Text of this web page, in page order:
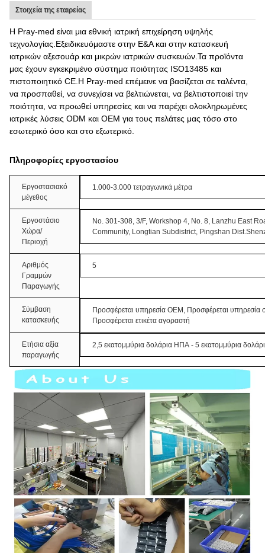
Στοιχεία της εταιρείας
Η Pray-med είναι μια εθνική ιατρική επιχείρηση υψηλής
τεχνολογίας.Εξειδικευόμαστε στην Ε&Α και στην κατασκευή
ιατρικών αξεσουάρ και μικρών ιατρικών συσκευών.Τα προϊόντα
μας έχουν εγκεκριμένο σύστημα ποιότητας ISO13485 και
πιστοποιητικό CE.Η Pray-med επέμεινε να βασίζεται σε ταλέντα,
να προσπαθεί, να συνεχίσει να βελτιώνεται, να βελτιστοποιεί την
ποιότητα, να προωθεί υπηρεσίες και να παρέχει ολοκληρωμένες
ιατρικές λύσεις ODM και OEM για τους πελάτες μας τόσο στο
εσωτερικό όσο και στο εξωτερικό.
Πληροφορίες εργοστασίου
Εργοστασιακό
μέγεθος
1.000-3.000 τετραγωνικά μέτρα
Εργοστάσιο
Χώρα/
Περιοχή
No. 301-308, 3/F, Workshop 4, No. 8, Lanzhu East
Community, Longtian Subdistrict, Pingshan
Αριθμός
Γραμμών
Παραγωγής
5
Σύμβαση
κατασκευής
Προσφέρεται υπηρεσία OEM, Προσφέρεται υπηρεσία
Προσφέρεται ετικέτα αγοραστή
Ετήσια αξία
παραγωγής
2,5 εκατομμύρια δολάρια ΗΠΑ - 5 εκατομμύρια